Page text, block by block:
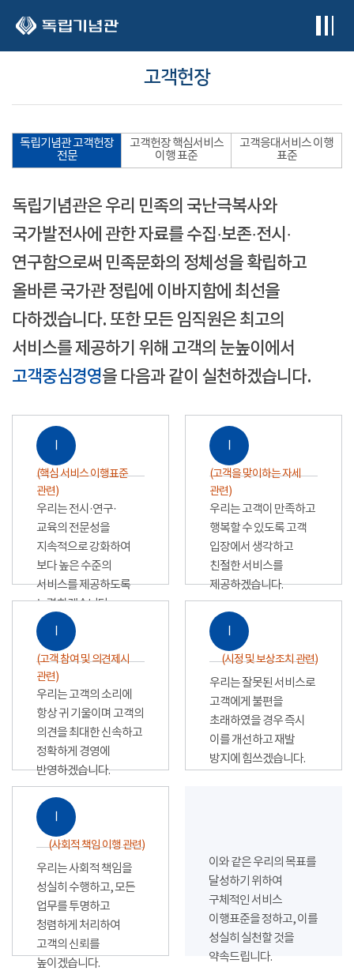
고객헌장
독립기념관 고객헌장
전문
고객헌장 핵심서비스
이행 표준
고객응대서비스 이행
표준
독립기념관은 우리 민족의 국난극복사와
국가발전사에 관한 자료를 수집·보존·전시·
연구함으로써 민족문화의 정체성을 확립하고
올바른 국가관 정립에 이바지함에 최선을
다하겠습니다. 또한 모든 임직원은 최고의
서비스를 제공하기 위해 고객의 눈높이에서
고객중심경영을 다음과 같이 실천하겠습니다.
Ⅰ
(핵심 서비스 이행표준
관련)
우리는 전시·연구·
교육의 전문성을
지속적으로 강화하여
보다 높은 수준의
서비스를 제공하도록
노력하겠습니다.
Ⅰ
(고객을 맞이하는 자세
관련)
우리는 고객이 만족하고
행복할 수 있도록 고객
입장에서 생각하고
친절한 서비스를
제공하겠습니다.
Ⅰ
(고객 참여 및 의견제시
관련)
우리는 고객의 소리에
항상 귀 기울이며 고객의
의견을 최대한 신속하고
정확하게 경영에
반영하겠습니다.
Ⅰ
(시정 및 보상조치 관련)
우리는 잘못된 서비스로
고객에게 불편을
초래하였을 경우 즉시
이를 개선하고 재발
방지에 힘쓰겠습니다.
Ⅰ
(사회적 책임 이행 관련)
우리는 사회적 책임을
성실히 수행하고, 모든
업무를 투명하고
청렴하게 처리하여
고객의 신뢰를
높이겠습니다.
이와 같은 우리의 목표를
달성하기 위하여
구체적인 서비스
이행표준을 정하고, 이를
성실히 실천할 것을
약속드립니다.